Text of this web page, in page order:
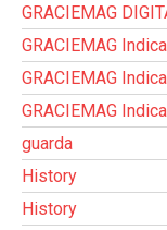
GRACIEMAG
GRACIEMAG Indica
GRACIEMAG Indica
GRACIEMAG Indica
guarda
History
History